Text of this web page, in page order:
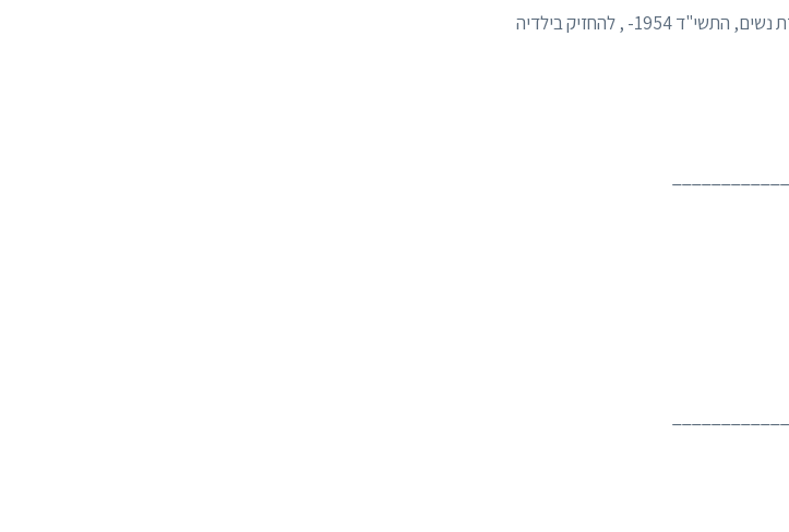
בקשה של אישה ששוהה במקלט לנשים מוכות כהגדרתוב סעיף 7(ג) (5) לחוק עבודת נשים, התשי"ד 1954- , להחזיק בילדיה